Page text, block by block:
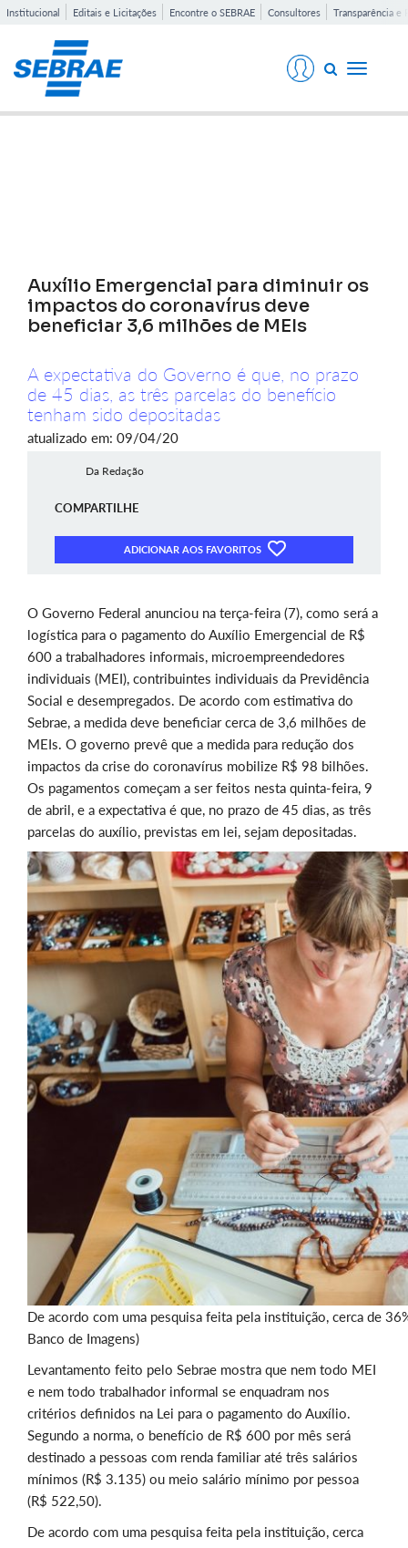
Institucional Editais e Licitações Encontre o SEBRAE Consultores Transparência e
Toggle
Auxílio Emergencial para diminuir os
impactos do coronavírus deve
beneficiar 3,6 milhões de MEIs
A expectativa do Governo é que, no prazo
de 45 dias, as três parcelas do benefício
tenham sido depositadas
atualizado em: 09/04/20
Da Redação
COMPARTILHE
ADICIONAR AOS FAVORITOS
O Governo Federal anunciou na terça-feira (7), como será a
logística para o pagamento do Auxílio Emergencial de R$
600 a trabalhadores informais, microempreendedores
individuais (MEI), contribuintes individuais da Previdência
Social e desempregados. De acordo com estimativa do
Sebrae, a medida deve beneficiar cerca de 3,6 milhões de
MEIs. O governo prevê que a medida para redução dos
impactos da crise do coronavírus mobilize R$ 98 bilhões.
Os pagamentos começam a ser feitos nesta quinta-feira, 9
de abril, e a expectativa é que, no prazo de 45 dias, as três
parcelas do auxílio, previstas em lei, sejam depositadas.
De acordo com uma pesquisa feita pela instituição, cerca de
Banco de Imagens)
Levantamento feito pelo Sebrae mostra que nem todo MEI
e nem todo trabalhador informal se enquadram nos
critérios definidos na Lei para o pagamento do Auxílio.
Segundo a norma, o benefício de R$ 600 por mês será
destinado a pessoas com renda familiar até três salários
mínimos (R$ 3.135) ou meio salário mínimo por pessoa
(R$ 522,50).
De acordo com uma pesquisa feita pela instituição, cerca